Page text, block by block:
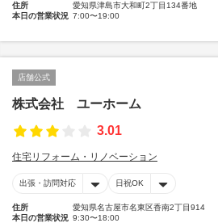
住所
愛知県津島市大和町2丁目134番地
本日の営業状況 7:00〜19:00
店舗公式
株式会社 ユーホーム
3.01
住宅リフォーム・リノベーション
出張・訪問対応 日祝OK
住所
愛知県名古屋市名東区香南2丁目914
本日の営業状況 9:30〜18:00